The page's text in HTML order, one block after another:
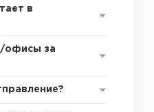
в
офисы за